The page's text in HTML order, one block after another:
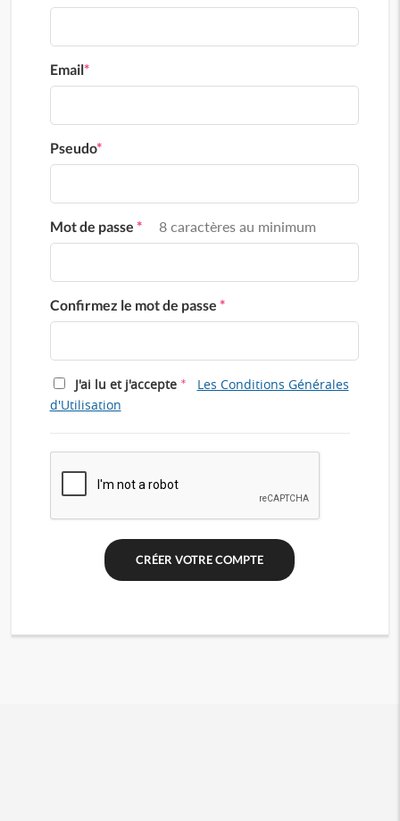
Email*
Pseudo*
Mot de passe * 8 caractères au minimum
Confirmez le mot de passe *
J'ai lu et j'accepte *
Les Conditions Générales
d'Utilisation